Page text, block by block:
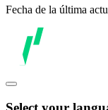
Fecha de la última